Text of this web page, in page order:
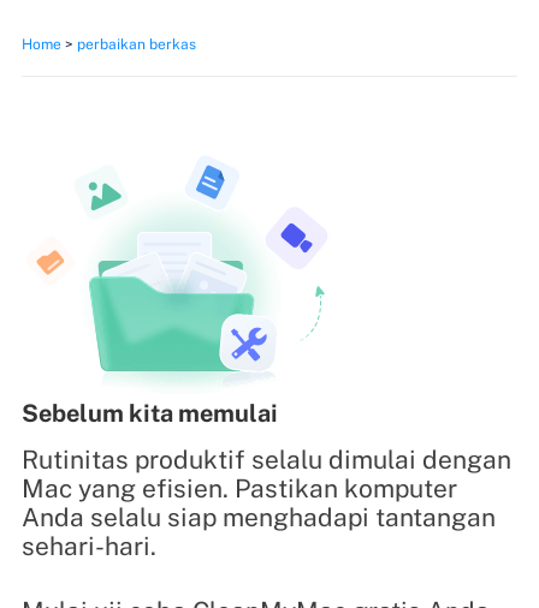
Home> perbaikan berkas
Sebelum kita memulai
Rutinitas produktif selalu dimulai dengan
Mac yang efisien. Pastikan komputer
Anda selalu siap menghadapi tantangan
sehari-hari.